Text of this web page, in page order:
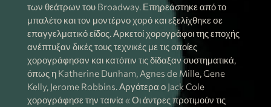
των θεάτρων του Broadway. Επηρεάστηκε από το
μπαλέτο και τον μοντέρνο χορό και εξελίχθηκε σε
επαγγελματικό είδος. Αρκετοί χορογράφοι της εποχής
ανέπτυξαν δικές τους τεχνικές με τις οποίες
χορογράφησαν και κατόπιν τις δίδαξαν συστηματικά,
όπως η Katherine Dunham, Agnes de Mille, Gene
Kelly, Jerome Robbins. Αργότερα ο Jack Cole
χορογράφησε την ταινία « Οι άντρες προτιμούν τις